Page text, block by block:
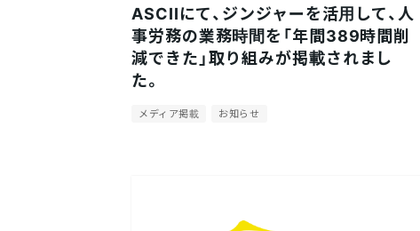
ASCIIにて、ジンジャーを活用して、人
事労務の業務時間を「年間389時間削
減できた」取り組みが掲載されまし
た。
メディア掲載 お知らせ